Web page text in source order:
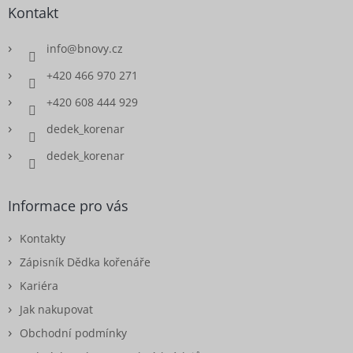
Kontakt
info@bnovy.cz
+420 466 970 271
+420 608 444 929
dedek_korenar
dedek_korenar
Informace pro vás
Kontakty
Zápisník Dědka kořenáře
Kariéra
Jak nakupovat
Obchodní podmínky